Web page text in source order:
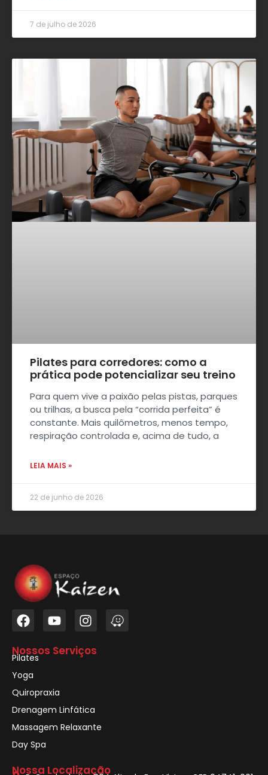
7 de julho de 2026
Pilates para corredores: como a
prática pode potencializar seu treino
Para quem vive a paixão pelas pistas, parques
ou trilhas, a busca pela “corrida perfeita” é
constante. Mais quilômetros, menos tempo,
respiração controlada e, acima de tudo, a
LEIA MAIS »
22 de junho de 2026
Nossos Serviços
Pilates
Yoga
Quiropraxia
Drenagem Linfática
Massagem Relaxante
Day Spa
Nossa Localização